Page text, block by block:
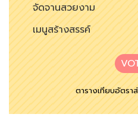
จัดจานสวยงาม
เมนูสร้างสรรค์
ตารางเทียบอัตรา